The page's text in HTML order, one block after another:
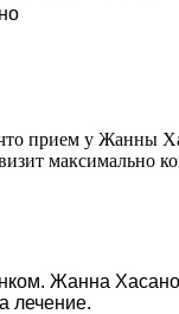
прием у Жанны
максимально
Жанна
лечение.